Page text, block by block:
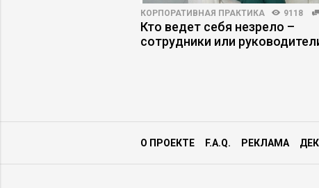
КОРПОРАТИВНАЯ ПРАКТИКА 9118
Кто ведет себя незрело –
сотрудники или
О ПРОЕКТЕ F.A.Q. РЕКЛАМА